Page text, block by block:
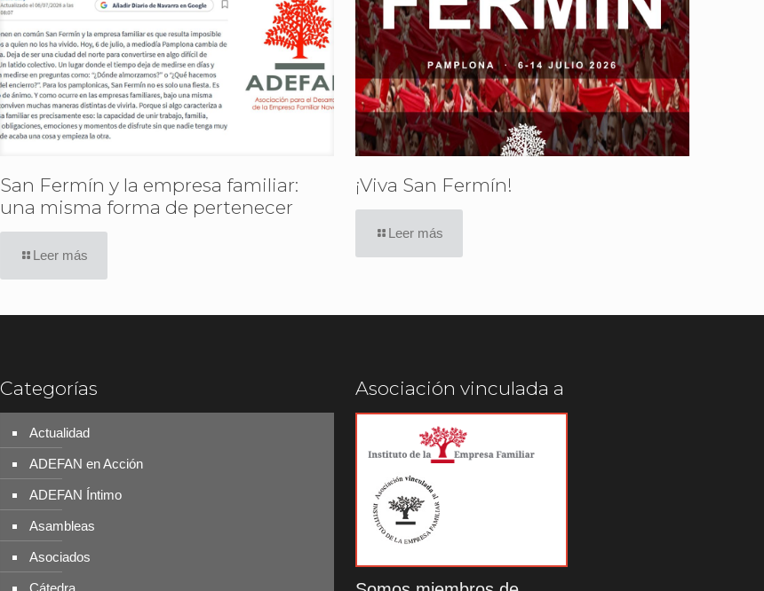
San Fermín y la empresa familiar:
una misma forma de pertenecer
Leer más
¡Viva San Fermín!
Leer más
Categorías
Actualidad
ADEFAN en Acción
ADEFAN Íntimo
Asambleas
Asociados
Asociación vinculada a